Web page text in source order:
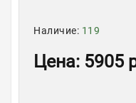
Наличие: 119
Цена: 5905